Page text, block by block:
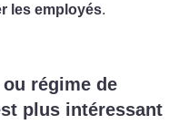
les employés.
régime de
plus intéressant